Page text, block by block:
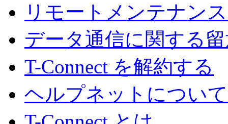
リモートメンテナン
データ通信に関する
T-Connect を解約する
ヘルプネットについて